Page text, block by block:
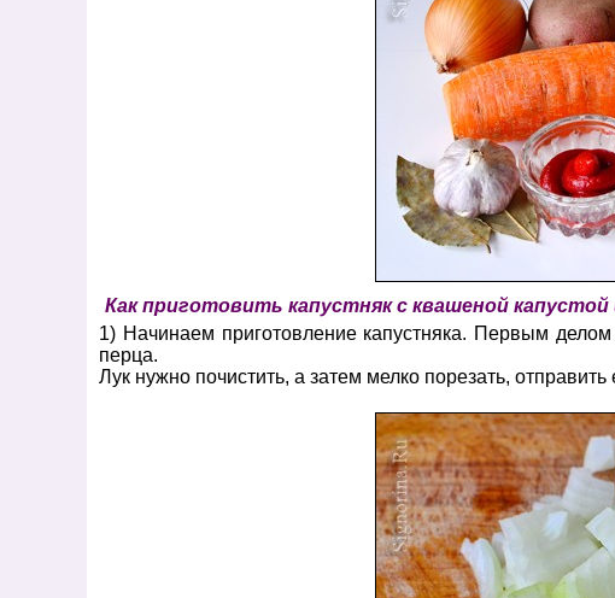
Как приготовить капустняк с квашеной
1) Начинаем приготовление капустняка. Первым
перца.
Лук нужно почистить, а затем мелко порезать, отправить